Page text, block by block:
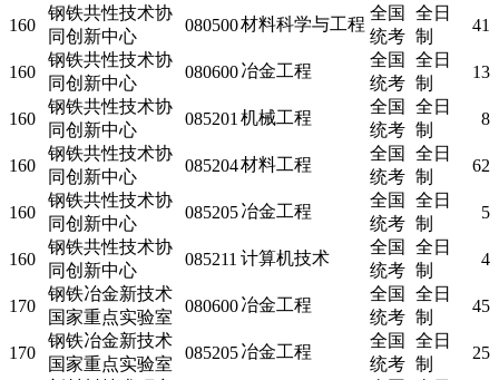
160
钢铁共性技术协
同创新中心
080500材料科学与工程
全国
统考
全日
制
41
160
钢铁共性技术协
同创新中心
080600冶金工程
全国
统考
全日
制
13
160
钢铁共性技术协
同创新中心
085201 机械工程
全国
统考
全日
制
8
160
钢铁共性技术协
同创新中心
085204材料工程
全国
统考
全日
制
62
160
钢铁共性技术协
同创新中心
085205冶金工程
全国
统考
全日
制
5
160
钢铁共性技术协
同创新中心
085211 计算机技术
全国
统考
全日
制
4
170
钢铁冶金新技术
国家重点实验室
080600冶金工程
全国
统考
全日
制
45
170
钢铁冶金新技术
国家重点实验室
085205冶金工程
全国
统考
全日
制
25